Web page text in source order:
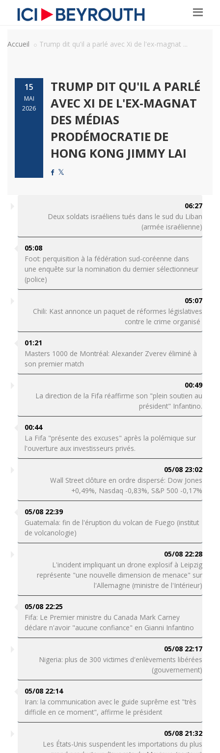
Accueil Trump dit qu'il a parlé avec Xi de l'ex-magnat ...
15
MAI
2026
TRUMP DIT QU'IL A PARLÉ
AVEC XI DE L'EX-MAGNAT
DES MÉDIAS
PRODÉMOCRATIE DE
HONG KONG JIMMY LAI
06:27
Deux soldats israéliens tués dans le sud du Liban
(armée israélienne)
05:08
Foot: perquisition à la fédération sud-coréenne dans
une enquête sur la nomination du dernier sélectionneur
(police)
05:07
Chili: Kast annonce un paquet de réformes législatives
contre le crime organisé
01:21
Masters 1000 de Montréal: Alexander Zverev éliminé à
son premier match
00:49
La direction de la Fifa réaffirme son "plein soutien au
président" Infantino.
00:44
La Fifa "présente des excuses" après la polémique sur
l'ouverture aux investisseurs privés.
05/08 23:02
Wall Street clôture en ordre dispersé: Dow Jones
+0,49%, Nasdaq -0,83%, S&P 500 -0,17%
05/08 22:39
Guatemala: fin de l'éruption du volcan de Fuego (institut
de volcanologie)
05/08 22:28
L'incident impliquant un drone explosif à Leipzig
représente "une nouvelle dimension de menace" sur
l'Allemagne (ministre de l'Intérieur)
05/08 22:25
Fifa: Le Premier ministre du Canada Mark Carney
déclare n'avoir "aucune confiance" en Gianni Infantino
05/08 22:17
Nigeria: plus de 300 victimes d'enlèvements libérées
(gouvernement)
05/08 22:14
Iran: la communication avec le guide suprême est "très
difficile en ce moment", affirme le président
05/08 21:32
Les États-Unis suspendent les importations du plus